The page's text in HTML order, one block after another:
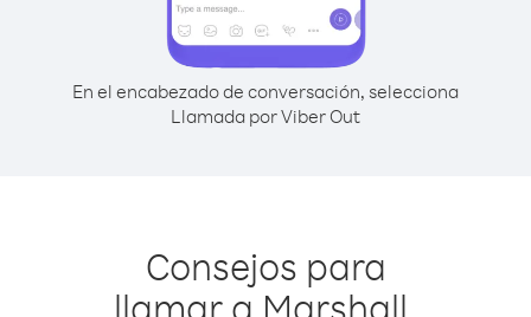
En el encabezado de conversación, selecciona
Llamada por Viber Out
Consejos para
llamar a Marshall,